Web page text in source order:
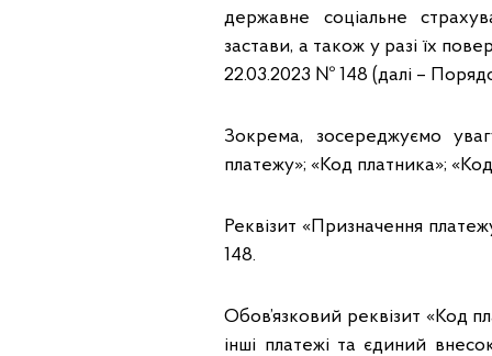
державне соціальне
застави, а також у разі їх
22.03.2023 № 148 (далі –
Зокрема, зосереджуємо
платежу»; «Код платника»;
Реквізит «Призначення
148.
Обов’язковий реквізит «Код
інші платежі та єдиний